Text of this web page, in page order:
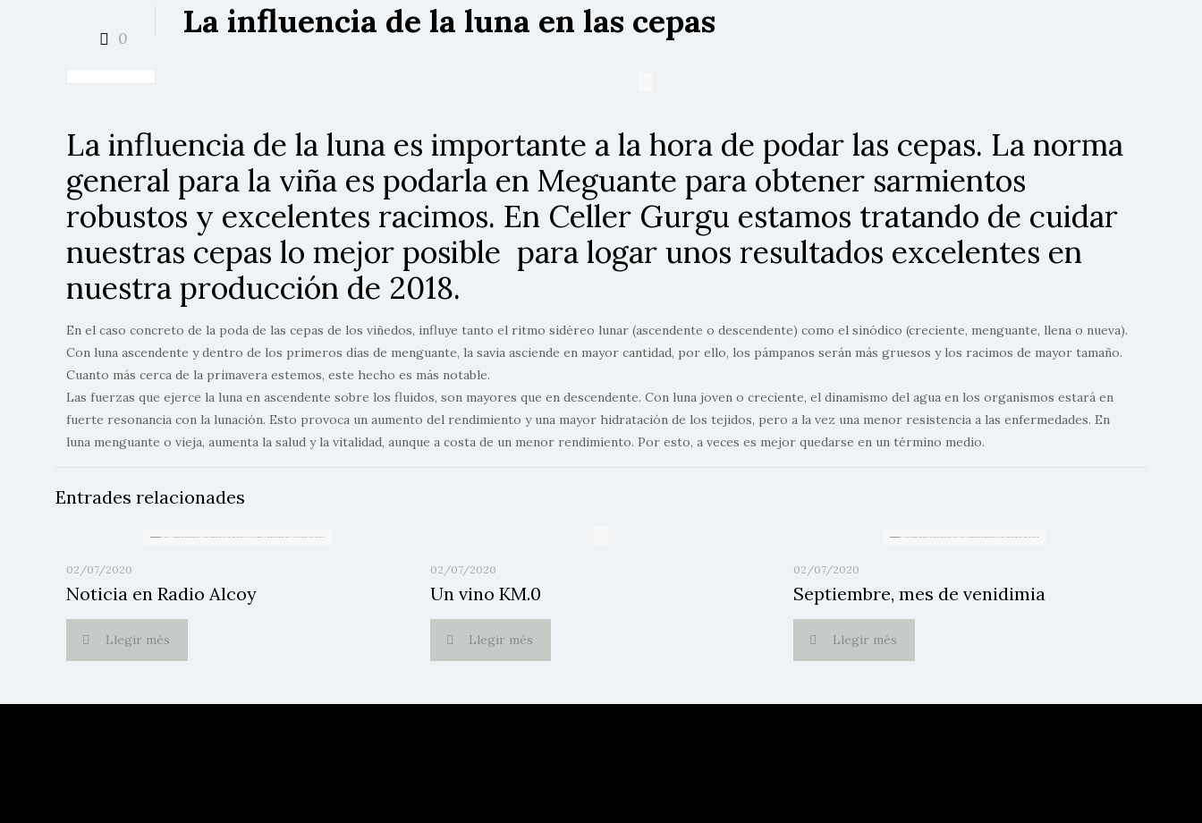
0 La influencia de la luna en las cepas
La influencia de la luna es importante a la hora de podar las cepas. La norma
general para la viña es podarla en Meguante para obtener sarmientos
robustos y excelentes racimos. En Celler Gurgu estamos tratando de cuidar
nuestras cepas lo mejor posible para logar unos resultados excelentes en
nuestra producción de 2018.
En el caso concreto de la poda de las cepas de los viñedos, influye tanto el ritmo sidéreo lunar (ascendente o descendente) como el sinódico (creciente, menguante, llena o nueva).
Con luna ascendente y dentro de los primeros días de menguante, la savia asciende en mayor cantidad, por ello, los pámpanos serán más gruesos y los racimos de mayor tamaño.
Cuanto más cerca de la primavera estemos, este hecho es más notable.
Las fuerzas que ejerce la luna en ascendente sobre los fluidos, son mayores que en descendente. Con luna joven o creciente, el dinamismo del agua en los organismos estará en
fuerte resonancia con la lunación. Esto provoca un aumento del rendimiento y una mayor hidratación de los tejidos, pero a la vez una menor resistencia a las enfermedades. En
luna menguante o vieja, aumenta la salud y la vitalidad, aunque a costa de un menor rendimiento. Por esto, a veces es mejor quedarse en un término medio.
Entrades relacionades
02/07/2020
Noticia en Radio Alcoy
Llegir més
02/07/2020
Un vino KM.0
Llegir més
02/07/2020
Septiembre, mes de venidimia
Llegir més